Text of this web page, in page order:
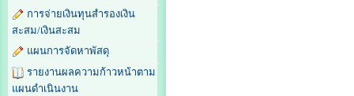
การจ่ายเงินทุนสำรองเงิน
สะสม/เงินสะสม
แผนการจัดหาพัสดุ
รายงานผลความก้าวหน้าตาม
แผนดำเนินงาน